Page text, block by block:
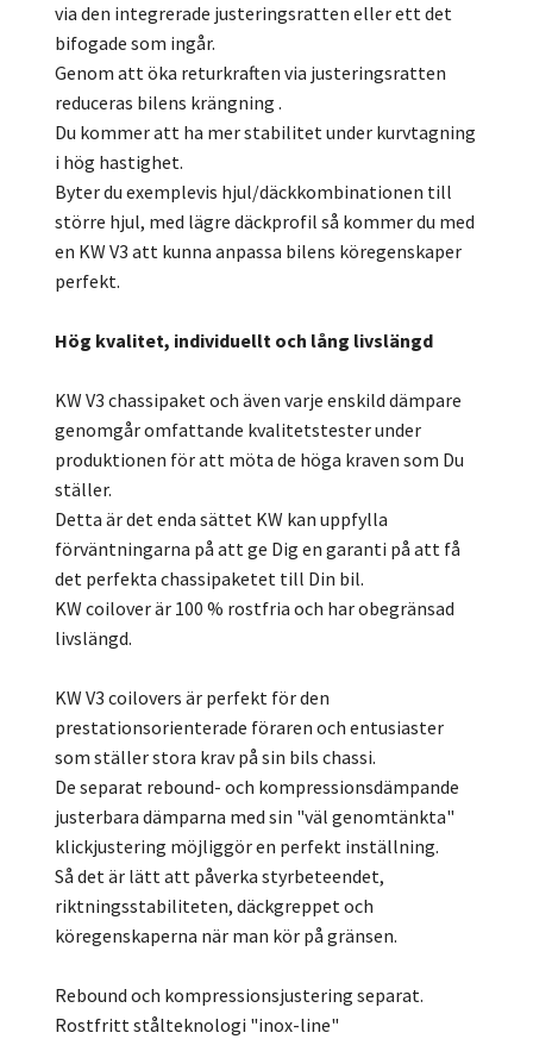
via den integrerade justeringsratten eller ett det
bifogade som ingår.
Genom att öka returkraften via justeringsratten
reduceras bilens krängning .
Du kommer att ha mer stabilitet under kurvtagning
i hög hastighet.
Byter du exemplevis hjul/däckkombinationen till
större hjul, med lägre däckprofil så kommer du med
en KW V3 att kunna anpassa bilens köregenskaper
perfekt.
Hög kvalitet, individuellt och lång livslängd
KW V3 chassipaket och även varje enskild dämpare
genomgår omfattande kvalitetstester under
produktionen för att möta de höga kraven som Du
ställer.
Detta är det enda sättet KW kan uppfylla
förväntningarna på att ge Dig en garanti på att få
det perfekta chassipaketet till Din bil.
KW coilover är 100 % rostfria och har obegränsad
livslängd.
KW V3 coilovers är perfekt för den
prestationsorienterade föraren och entusiaster
som ställer stora krav på sin bils chassi.
De separat rebound- och kompressionsdämpande
justerbara dämparna med sin "väl genomtänkta"
klickjustering möjliggör en perfekt inställning.
Så det är lätt att påverka styrbeteendet,
riktningsstabiliteten, däckgreppet och
köregenskaperna när man kör på gränsen.
Rebound och kompressionsjustering separat.
Rostfritt stålteknologi "inox-line"